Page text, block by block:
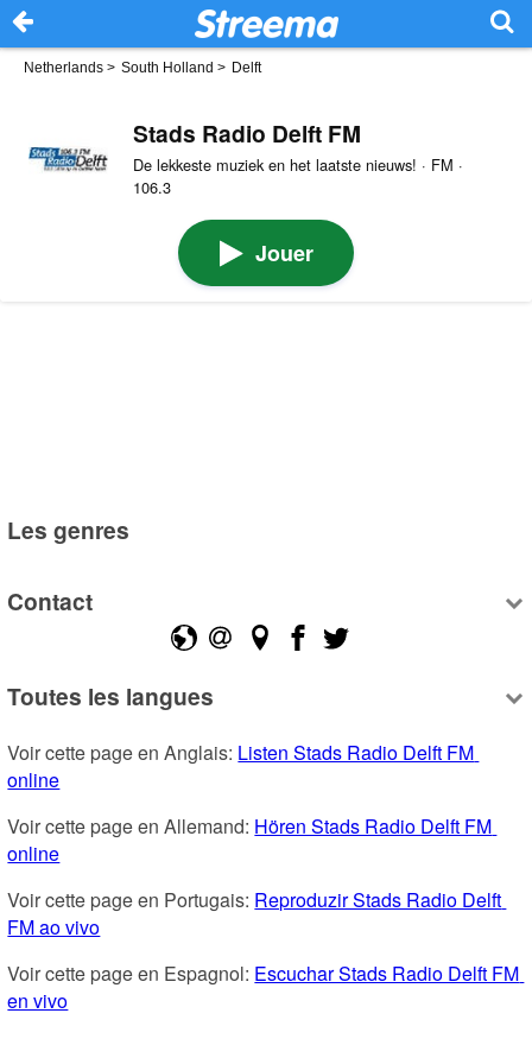
Netherlands > South Holland > Delft
Stads Radio Delft FM
De lekkeste muziek en het laatste nieuws! · FM ·
106.3
Jouer
Les genres
Contact
Toutes les langues
Voir cette page en Anglais: Listen Stads Radio Delft FM
online
Voir cette page en Allemand: Hören Stads Radio Delft FM
online
Voir cette page en Portugais: Reproduzir Stads Radio Delft
FM ao vivo
Voir cette page en Espagnol: Escuchar Stads Radio Delft FM
en vivo